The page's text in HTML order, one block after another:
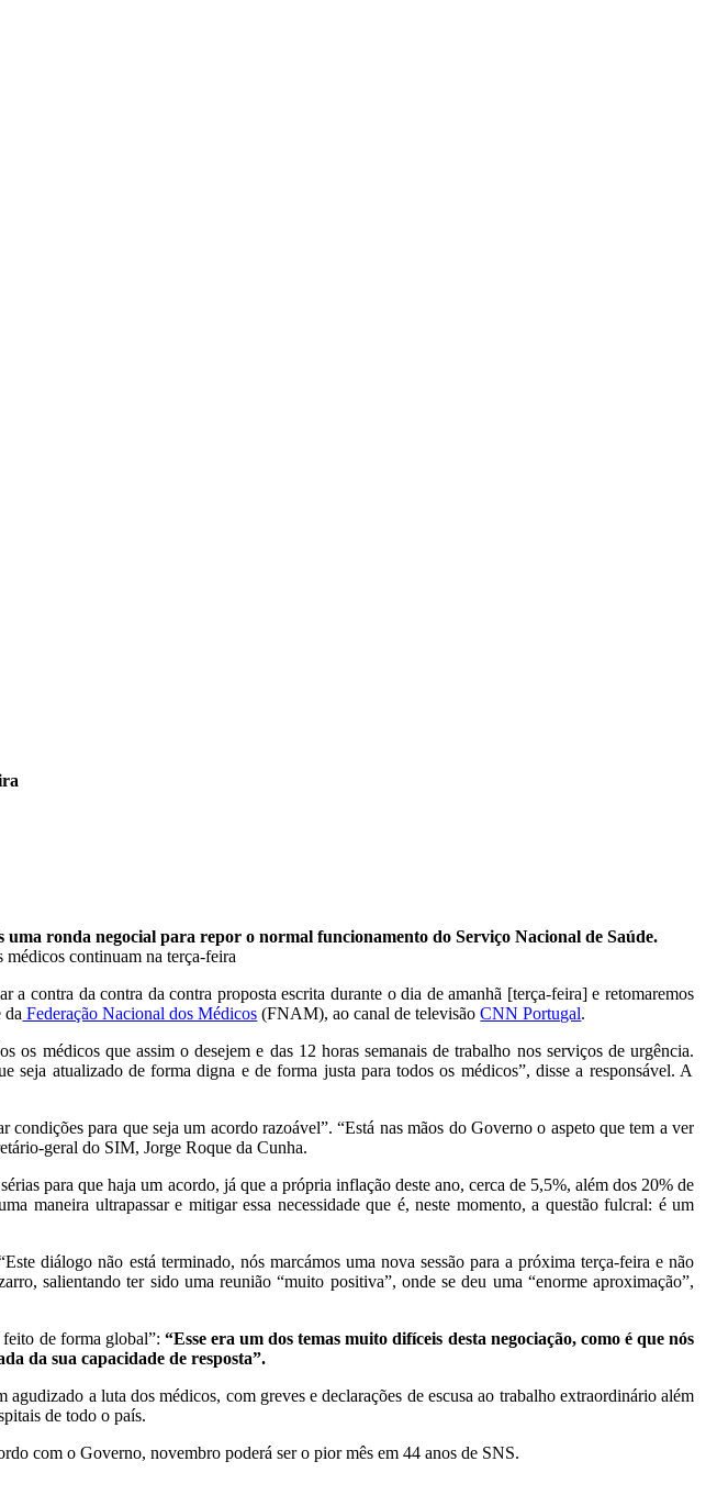
uma ronda negocial para repor o normal funcionamento do Serviço Nacional de Saúde.
a contra da contra da contra proposta escrita durante o dia de amanhã [terça-feira] e retomaremos
da Federação Nacional dos Médicos (FNAM), ao canal de televisãoCNN Portugal.
médicos que assim o desejem e das 12 horas semanais de trabalho nos serviços de urgência.
seja atualizado de forma digna e de forma justa para todos os médicos”, disse a responsável. A
para que seja um acordo razoável”. “Está nas mãos do Governo o aspeto que tem a ver
geral do SIM, Jorge Roque da Cunha.
para que haja um acordo, já que a própria inflação deste ano, cerca de 5,5%, além dos 20% de
maneira ultrapassar e mitigar essa necessidade que é, neste momento, a questão fulcral: é um
diálogo não está terminado, nós marcámos uma nova sessão para a próxima terça-feira e não
salientando ter sido uma reunião “muito positiva”, onde se deu uma “enorme aproximação”,
feito de forma global”: “Esse era um dos temas muito difíceis desta negociação, como é que nós
da sua capacidade de resposta”.
a luta dos médicos, com greves e declarações de escusa ao trabalho extraordinário além
de todo o país.
com o Governo, novembro poderá ser o pior mês em 44 anos de SNS.